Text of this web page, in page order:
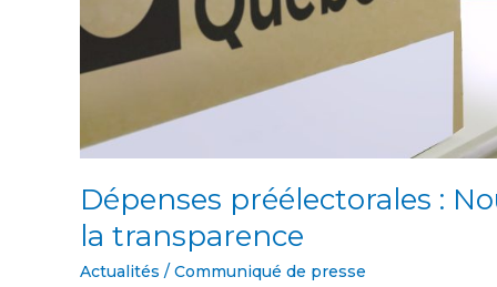
Dépenses préélectorales :
la transparence
Actualités / Communiqué de presse